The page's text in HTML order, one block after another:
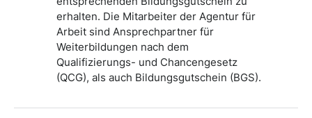
erhalten. Die Mitarbeiter der Agentur für
Arbeit sind Ansprechpartner für
Weiterbildungen nach dem
Qualifizierungs- und Chancengesetz
(QCG), als auch Bildungsgutschein (BGS).